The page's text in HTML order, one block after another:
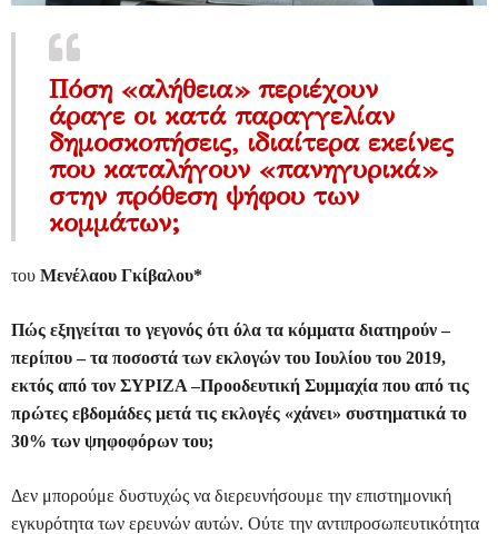
Πόση «αλήθεια» περιέχουν
άραγε οι κατά παραγγελίαν
δημοσκοπήσεις, ιδιαίτερα εκείνες
που καταλήγουν «πανηγυρικά»
στην πρόθεση ψήφου των
κομμάτων;
του Μενέλαου Γκίβαλου*
Πώς εξηγείται το γεγονός ότι όλα τα κόμματα διατηρούν –
περίπου – τα ποσοστά των εκλογών του Ιουλίου του 2019,
εκτός από τον ΣΥΡΙΖΑ –Προοδευτική Συμμαχία που από τις
πρώτες εβδομάδες μετά τις εκλογές «χάνει» συστηματικά το
30% των ψηφοφόρων του;
Δεν μπορούμε δυστυχώς να διερευνήσουμε την επιστημονική
εγκυρότητα των ερευνών αυτών. Ούτε την αντιπροσωπευτικότητα